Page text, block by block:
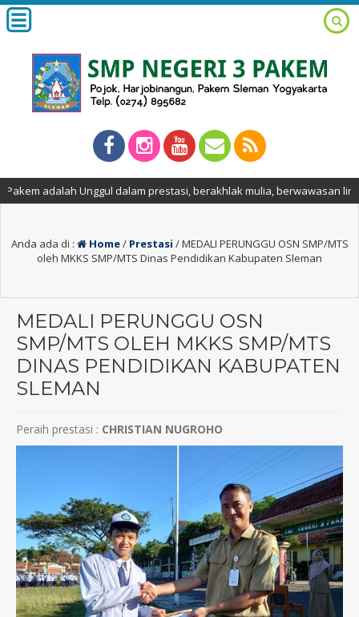
adalah Unggul dalam prestasi, berakhlak mulia, berwawasan
Anda ada di : Home/ Prestasi /MEDALI PERUNGGU OSN SMP/MTS
oleh MKKS SMP/MTS Dinas Pendidikan Kabupaten Sleman
MEDALI PERUNGGU OSN
SMP/MTS OLEH MKKS SMP/MTS
DINAS PENDIDIKAN KABUPATEN
SLEMAN
Peraih prestasi : CHRISTIAN NUGROHO